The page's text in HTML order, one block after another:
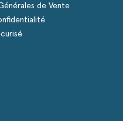
de Vente